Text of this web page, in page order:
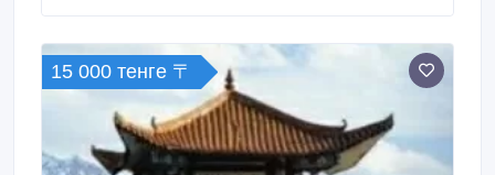
15 000 тенге 〒